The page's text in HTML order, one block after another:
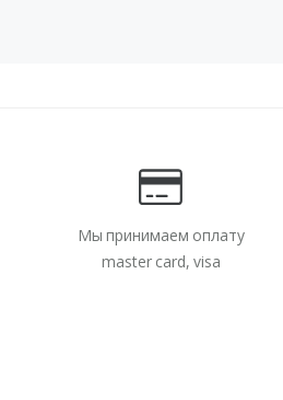
Мы принимаем оплату
master card, visa